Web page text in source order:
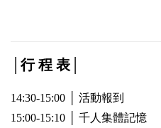
│行 程 表│
14:30-15:00 │ 活動報到
15:00-15:10 │ 千人集體記憶